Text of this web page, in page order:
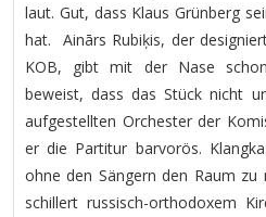
laut. Gut, dass Klaus Grünberg
hat. Ainārs Rubiķis, der
KOB, gibt mit der Nase
beweist, dass das Stück nicht
aufgestellten Orchester der
er die Partitur barvorös.
ohne den Sängern den Raum
schillert russisch-orthodoxem